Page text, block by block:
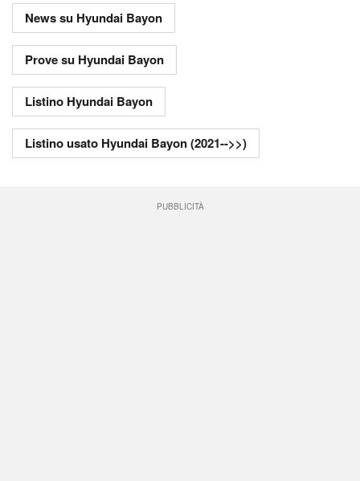
News su Hyundai Bayon
Prove su Hyundai Bayon
Listino Hyundai Bayon
Listino usato Hyundai Bayon (2021-->>)
PUBBLICITÀ